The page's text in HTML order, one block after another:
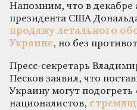
Напомним, что в декабре
президента США
продажу летального
Украине, но без
Пресс-секретарь
Песков заявил, что
Украину могут подогреть
националистов,